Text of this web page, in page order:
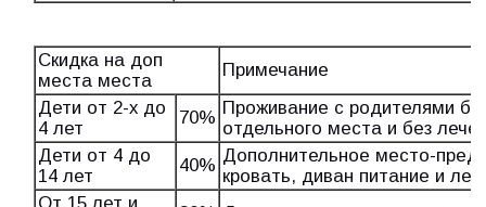
Скидка на доп
места места
Примечание
Дети от 2-х до
4 лет
70% Проживание с родителями
отдельного места и без
Дети от 4 до
14 лет
40% Дополнительное место-
кровать, диван питание и